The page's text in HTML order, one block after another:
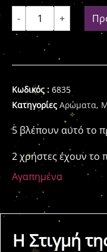
- +
Κωδικός : 6835
Κατηγορίες Αρώματα,
5 βλέπουν αυτό το
2 χρήστες έχουν το
Αγαπημένα
Η Στιγμή